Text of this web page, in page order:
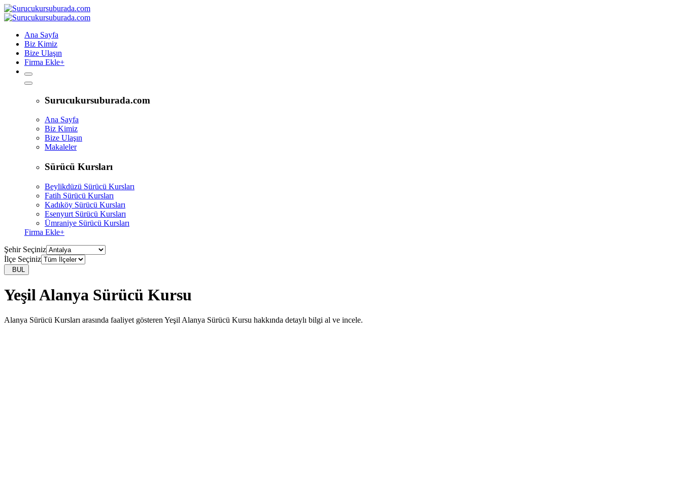
Ana Sayfa
Biz Kimiz
Bize Ulaşın
Firma Ekle+
Surucukursuburada.com
Ana Sayfa
Biz Kimiz
Bize Ulaşın
Makaleler
Sürücü Kursları
Beylikdüzü Sürücü Kursları
Fatih Sürücü Kursları
Kadıköy Sürücü Kursları
Esenyurt Sürücü Kursları
Ümraniye Sürücü Kursları
Firma Ekle+
Şehir Seçiniz
İlçe Seçiniz
BUL
Yeşil Alanya Sürücü Kursu
Alanya Sürücü Kursları arasında faaliyet gösteren Yeşil Alanya Sürücü Kursu hakkında detaylı bilgi al ve incele.